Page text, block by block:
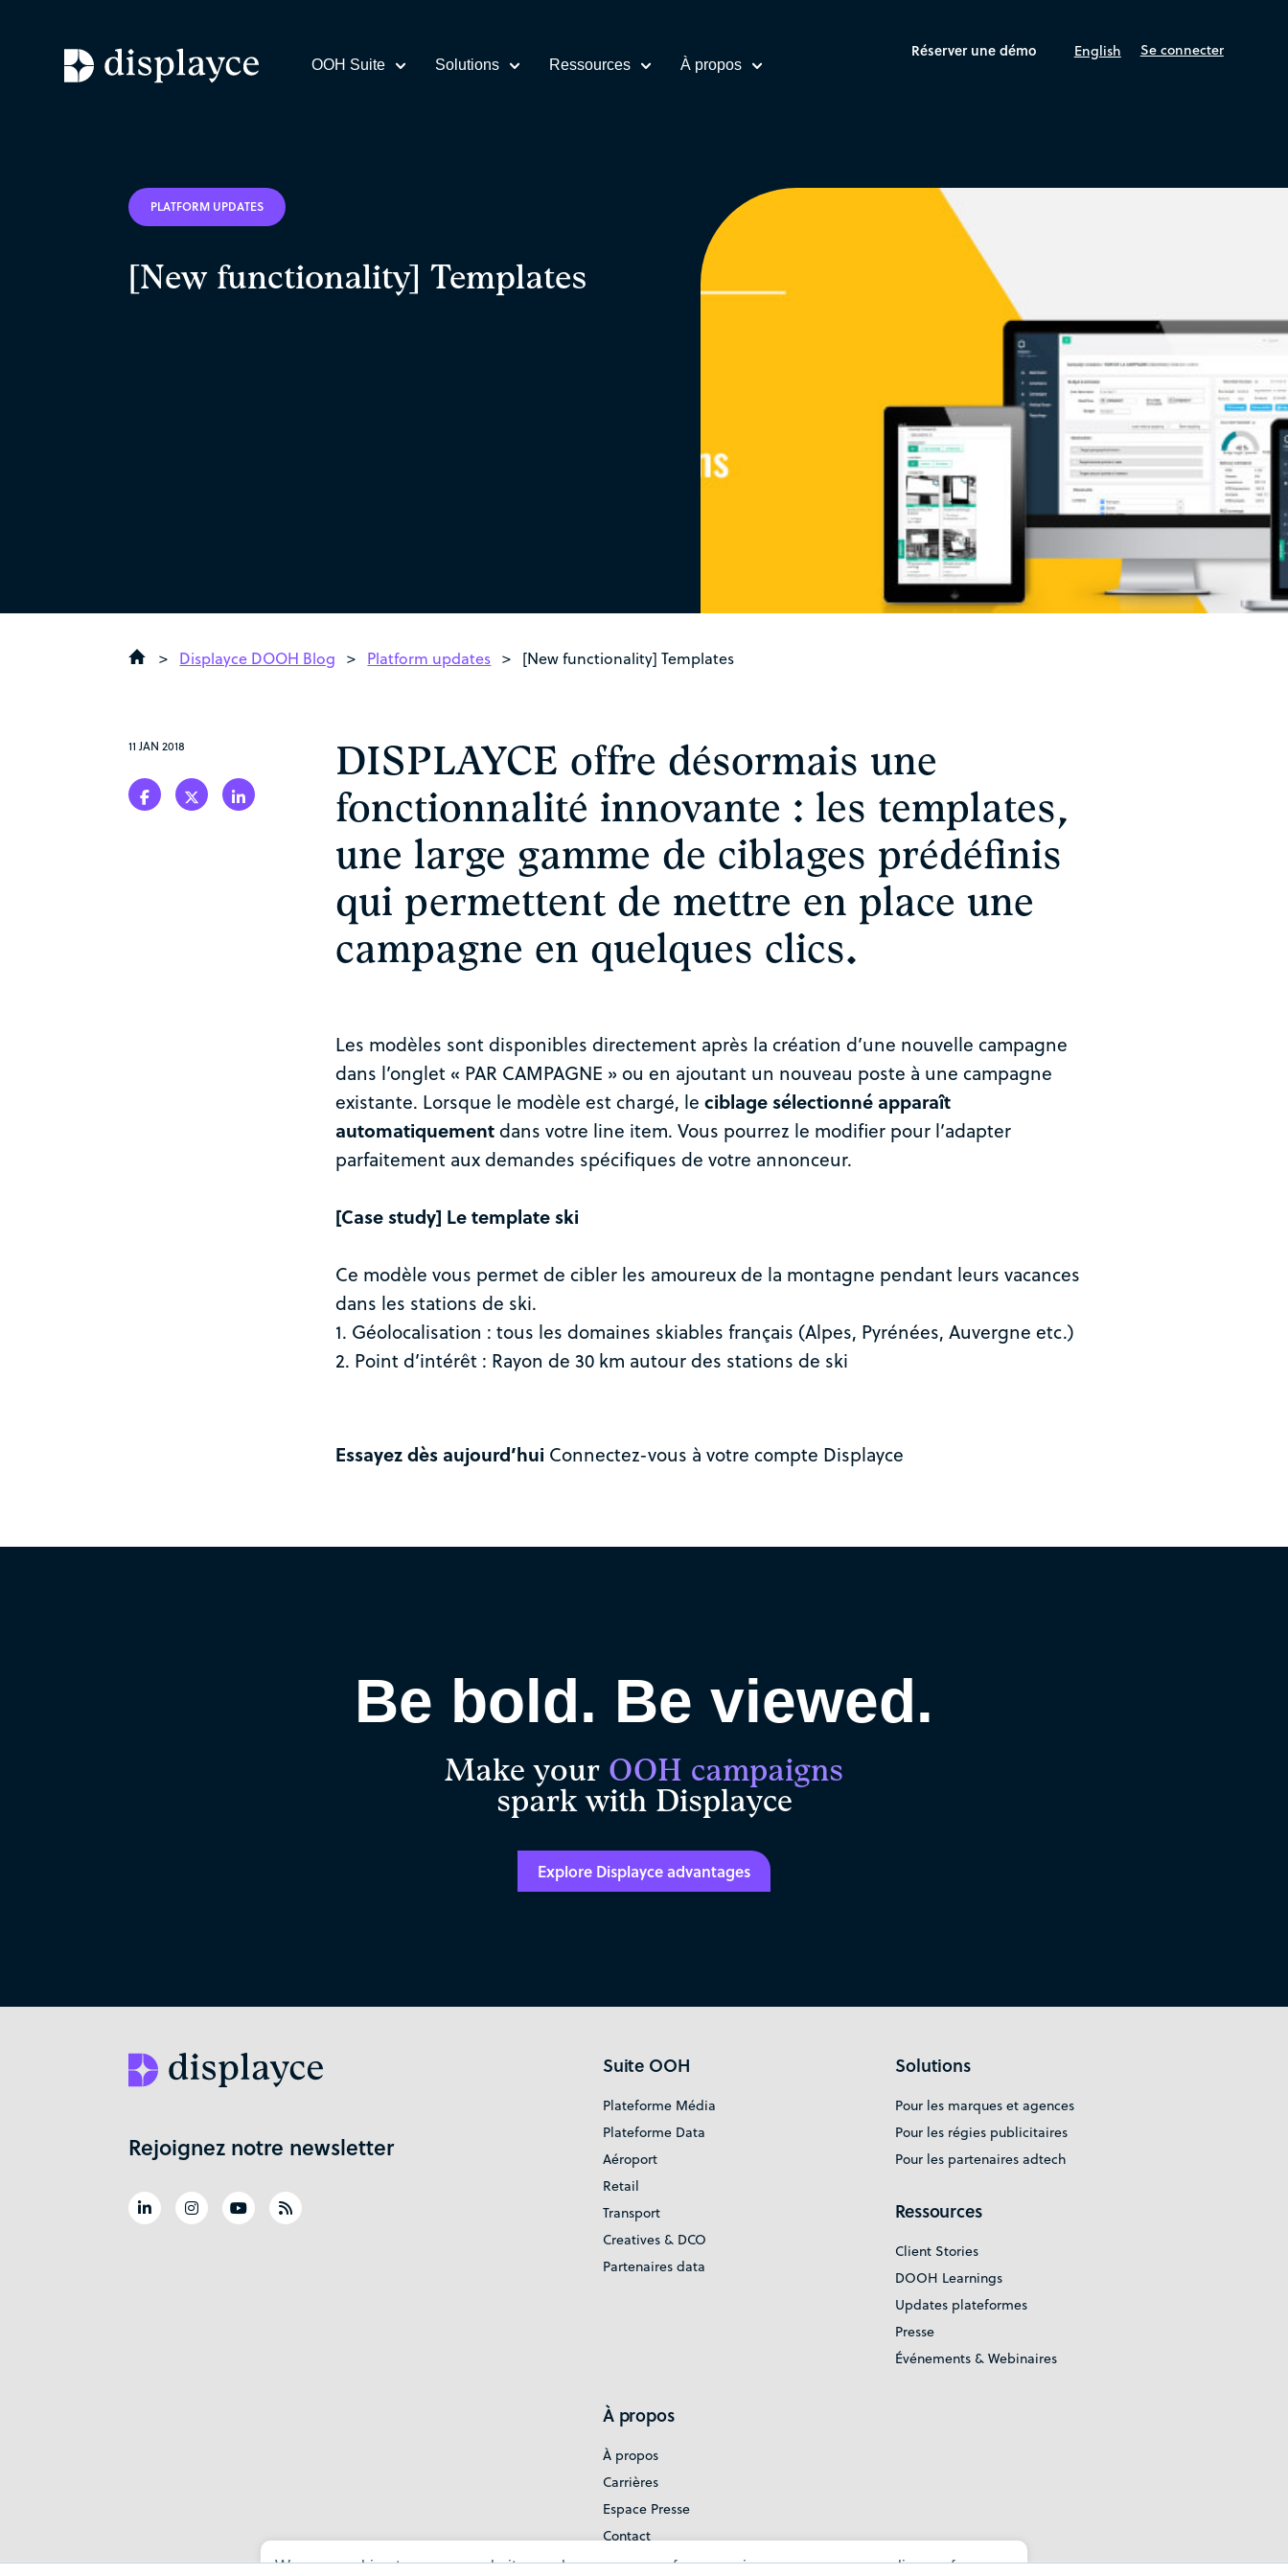
OOH Suite Solutions Ressources À propos
Réserver une démo English Se connecter
PLATFORM UPDATES
[New functionality] Templates
> Displayce DOOH Blog > Platform updates > [New functionality] Templates
11 JAN 2018
DISPLAYCE offre désormais une
fonctionnalité innovante : les templates,
une large gamme de ciblages prédéfinis
qui permettent de mettre en place une
campagne en quelques clics.
Les modèles sont disponibles directement après la création d’une nouvelle campagne
dans l’onglet « PAR CAMPAGNE » ou en ajoutant un nouveau poste à une campagne
existante. Lorsque le modèle est chargé, le ciblage sélectionné apparaît
automatiquementdans votre line item. Vous pourrez le modifier pour l’adapter
parfaitement aux demandes spécifiques de votre annonceur.
[Case study] Le template ski
Ce modèle vous permet de cibler les amoureux de la montagne pendant leurs vacances
dans les stations de ski.
1. Géolocalisation : tous les domaines skiables français (Alpes, Pyrénées, Auvergne etc.)
2. Point d’intérêt : Rayon de 30 km autour des stations de ski
Essayez dès aujourd’hui Connectez-vous à votre compte Displayce
Be bold. Be viewed.
Make your OOH campaigns
spark with Displayce
Explore Displayce advantages
Rejoignez notre newsletter
Suite OOH
Plateforme Média
Plateforme Data
Aéroport
Retail
Transport
Creatives & DCO
Partenaires data
Solutions
Pour les marques et agences
Pour les régies publicitaires
Pour les partenaires adtech
Ressources
Client Stories
DOOH Learnings
Updates plateformes
Presse
Événements & Webinaires
À propos
À propos
Carrières
Espace Presse
Contact
Politique de confidentialité
We use cookies to run our website, analyze your use of our services, manage your online preferences